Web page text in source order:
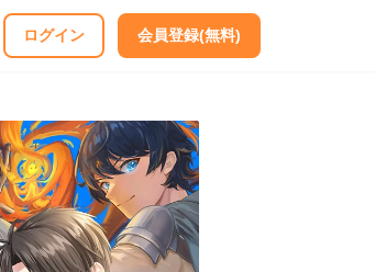
ログイン 会員登録(無料)